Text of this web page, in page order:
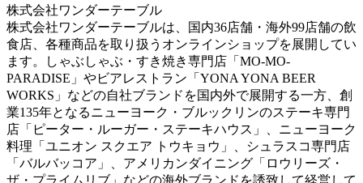
株式会社ワンダーテーブル
株式会社ワンダーテーブルは、国内36店舗・海外99店舗の飲
食店、各種商品を取り扱うオンラインショップを展開してい
ます。しゃぶしゃぶ・すき焼き専門店「MO-MO-
PARADISE」やビアレストラン「YONA YONA BEER
WORKS」などの自社ブランドを国内外で展開する一方、創
業135年となるニューヨーク・ブルックリンのステーキ専門
店「ピーター・ルーガー・ステーキハウス」、ニューヨーク
料理「ユニオン スクエア トウキョウ」、シュラスコ専門店
「バルバッコア」、アメリカンダイニング「ロウリーズ・
ザ・プライムリブ」などの海外ブランドを誘致して経営して